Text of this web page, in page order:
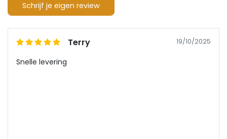
Schrijf je eigen review
Terry 19/10/2025
Snelle levering